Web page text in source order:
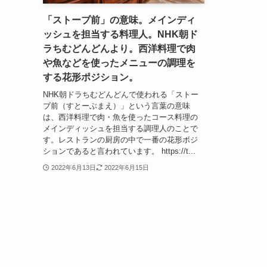
「ストーブ前」の意味。メインディ
ッシュを担当する料理人。NHK朝ド
ラちむどんどんより。西洋料理で肉
や魚などを使ったメニューの調理を
する花形ポジション。
NHK朝ドラちむどんどんで使われる「ストー
ブ前（すとーぶまえ）」という言葉の意味
は、西洋料理で肉・魚を使ったコース料理の
メインディッシュを担当する調理人のことで
す。レストランの厨房の中で一番の花形ボジ
ションであると言われています。 https://t...
2022年6月13日 2022年6月15日